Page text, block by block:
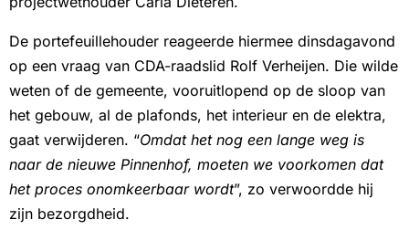
De portefeuillehouder reageerde hiermee dinsdagavond
op een vraag van CDA-raadslid Rolf Verheijen. Die wilde
weten of de gemeente, vooruitlopend op de sloop van
het gebouw, al de plafonds, het interieur en de elektra,
gaat verwijderen. “Omdat het nog een lange weg is
naar de nieuwe Pinnenhof, moeten we voorkomen dat
het proces onomkeerbaar wordt”, zo verwoordde hij
zijn bezorgdheid.